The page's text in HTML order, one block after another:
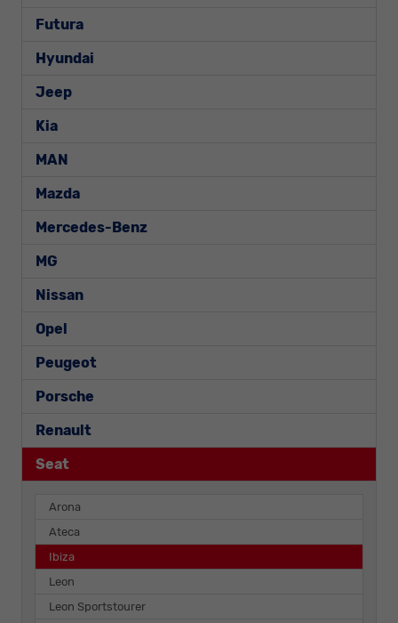
Futura
Hyundai
Jeep
Kia
MAN
Mazda
Mercedes-Benz
MG
Nissan
Opel
Peugeot
Porsche
Renault
Seat
Arona
Ateca
Ibiza
Leon
Leon Sportstourer